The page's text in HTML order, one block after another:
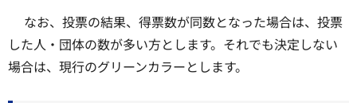
なお、投票の結果、得票数が同数となった場合は、投票
した人・団体の数が多い方とします。それでも決定しない
場合は、現行のグリーンカラーとします。